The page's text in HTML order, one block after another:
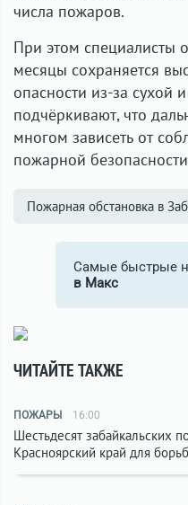
числа пожаров.
При этом специалисты
месяцы сохраняется
опасности из-за сухой
подчёркивают, что
многом зависеть от
пожарной
Пожарная обстановка в
Самые быстрые
в Макс
ЧИТАЙТЕ ТАКЖЕ
ПОЖАРЫ 16:00
Шестьдесят забайкальских
Красноярский край для